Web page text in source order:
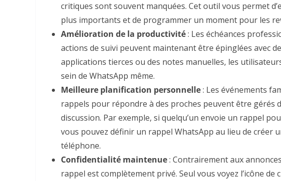
critiques sont souvent manquées. Cet outil vous permet
plus importants et de programmer un moment pour les
Amélioration de la productivité: Les échéances
actions de suivi peuvent maintenant être épinglées avec
applications tierces ou des notes manuelles, les
sein de WhatsApp même.
Meilleure planification personnelle: Les événements
rappels pour répondre à des proches peuvent être gérés
discussion. Par exemple, si quelqu’un envoie un rappel
vous pouvez définir un rappel WhatsApp au lieu de créer
téléphone.
Confidentialité maintenue: Contrairement aux
rappel est complètement privé. Seul vous voyez l’icône de